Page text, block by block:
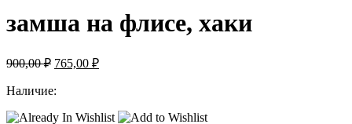
замша на флисе, хаки
900,00₽ Первоначальная
составляла
765,00 ₽Текущая
Наличие: